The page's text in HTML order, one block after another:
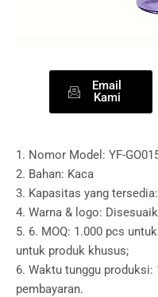
Email
Kami
1. Nomor Model: YF-
2. Bahan: Kaca
3. Kapasitas yang
4. Warna & logo:
5. 6. MOQ: 1.000 pcs
untuk produk khusus;
6. Waktu tunggu
pembayaran.